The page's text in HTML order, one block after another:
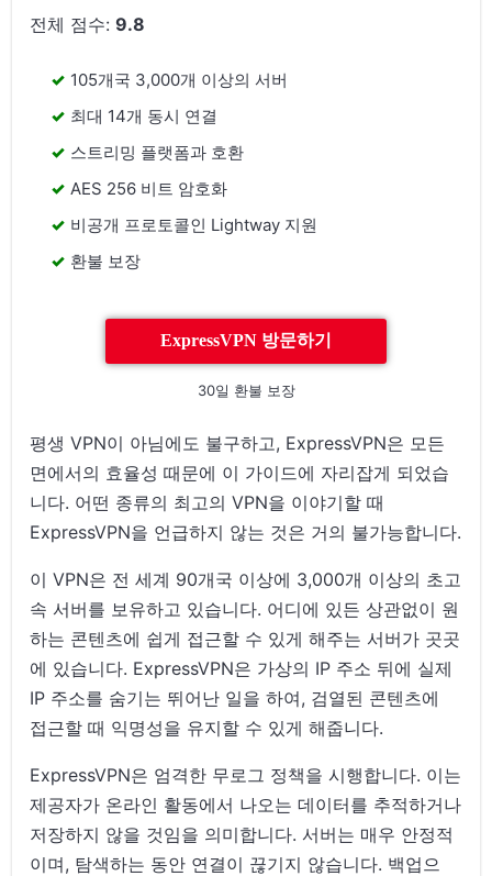
전체 점수:9.8
105개국 3,000개 이상의 서버
최대 14개 동시 연결
스트리밍 플랫폼과 호환
AES 256 비트 암호화
비공개 프로토콜인 Lightway 지원
환불 보장
ExpressVPN 방문하기
30일 환불 보장
평생 VPN이 아님에도 불구하고, ExpressVPN은 모든
면에서의 효율성 때문에 이 가이드에 자리잡게 되었습
니다. 어떤 종류의 최고의 VPN을 이야기할 때
ExpressVPN을 언급하지 않는 것은 거의 불가능합니다.
이 VPN은 전 세계 90개국 이상에 3,000개 이상의 초고
속 서버를 보유하고 있습니다. 어디에 있든 상관없이 원
하는 콘텐츠에 쉽게 접근할 수 있게 해주는 서버가 곳곳
에 있습니다. ExpressVPN은 가상의 IP 주소 뒤에 실제
IP 주소를 숨기는 뛰어난 일을 하여, 검열된 콘텐츠에
접근할 때 익명성을 유지할 수 있게 해줍니다.
ExpressVPN은 엄격한 무로그 정책을 시행합니다. 이는
제공자가 온라인 활동에서 나오는 데이터를 추적하거나
저장하지 않을 것임을 의미합니다. 서버는 매우 안정적
이며, 탐색하는 동안 연결이 끊기지 않습니다. 백업으